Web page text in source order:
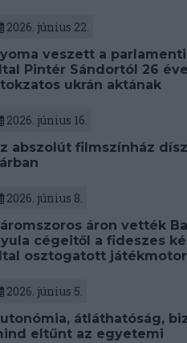
2026. június 22.
veszett a
Pintér Sándortól 26
ukrán aktának
2026. június 16.
abszolút filmszínház
2026. június 8.
áron vették
cégeitől a fideszes
osztogatott
2026. június 5.
átláthatóság,
eltűnt az egyetemi